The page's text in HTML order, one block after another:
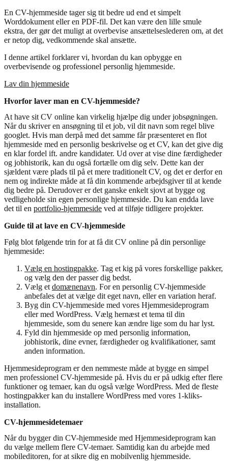
En CV-hjemmeside tager sig tit bedre ud end et simpelt
Worddokument eller en PDF-fil. Det kan være den lille smule
ekstra, der gør det muligt at overbevise ansættelseslederen om, at det
er netop dig, vedkommende skal ansætte.
I denne artikel forklarer vi, hvordan du kan opbygge en
overbevisende og professionel personlig hjemmeside.
Lav din hjemmeside
Hvorfor laver man en CV-hjemmeside?
At have sit CV online kan virkelig hjælpe dig under jobsøgningen.
Når du skriver en ansøgning til et job, vil dit navn som regel blive
googlet. Hvis man derpå med det samme får præsenteret en flot
hjemmeside med en personlig beskrivelse og et CV, kan det give dig
en klar fordel ift. andre kandidater. Ud over at vise dine færdigheder
og jobhistorik, kan du også fortælle om dig selv. Dette kan der
sjældent være plads til på et mere traditionelt CV, og det er derfor en
nem og indirekte måde at få din kommende arbejdsgiver til at kende
dig bedre på. Derudover er det ganske enkelt sjovt at bygge og
vedligeholde sin egen personlige hjemmeside. Du kan endda lave
det til en portfolio-hjemmeside ved at tilføje tidligere projekter.
Guide til at lave en CV-hjemmeside
Følg blot følgende trin for at få dit CV online på din personlige
hjemmeside:
Vælg en hostingpakke. Tag et kig på vores forskellige pakker,
og vælg den der passer dig bedst.
Vælg et domænenavn. For en personlig CV-hjemmeside
anbefales det at vælge dit eget navn, eller en variation heraf.
Byg din CV-hjemmeside med vores Hjemmesideprogram
eller med WordPress. Vælg hernæst et tema til din
hjemmeside, som du senere kan ændre lige som du har lyst.
Fyld din hjemmeside op med personlig information,
jobhistorik, dine evner, færdigheder og kvalifikationer, samt
anden information.
Hjemmesideprogram er den nemmeste måde at bygge en simpel
men professionel CV-hjemmeside på. Hvis du er på udkig efter flere
funktioner og temaer, kan du også vælge WordPress. Med de fleste
hostingpakker kan du installere WordPress med vores 1-kliks-
installation.
CV-hjemmesidetemaer
Når du bygger din CV-hjemmeside med Hjemmesideprogram kan
du vælge mellem flere CV-temaer. Samtidig kan du arbejde med
mobileditoren, for at sikre dig en mobilvenlig hjemmeside.